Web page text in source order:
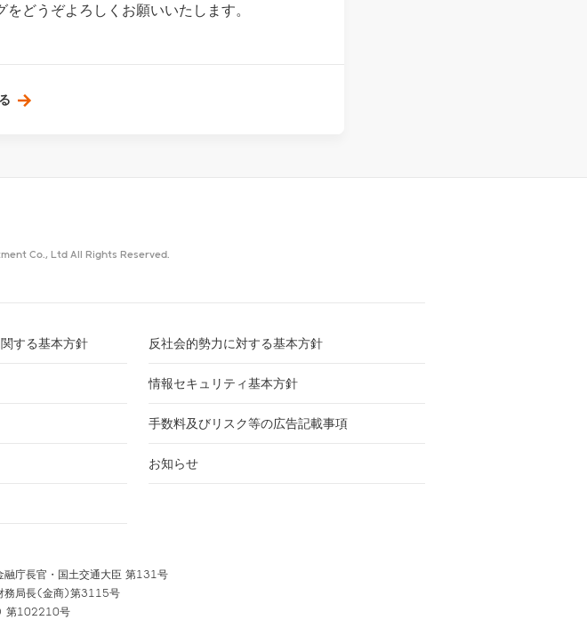
どうぞよろしくお願いいたします。
Co., Ltd All Rights Reserved.
する基本方針 反社会的勢力に対する基本方針
情報セキュリティ基本方針
手数料及びリスク等の広告記載事項
お知らせ
融庁長官・国土交通大臣 第131号
務局長(金商)第3115号
第102210号